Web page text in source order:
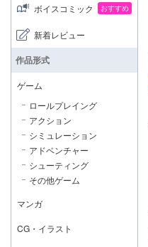
ボイスコミック おすすめ
新着レビュー
作品形式
ゲーム
ロールプレイング
アクション
シミュレーション
アドベンチャー
シューティング
その他ゲーム
マンガ
CG・イラスト